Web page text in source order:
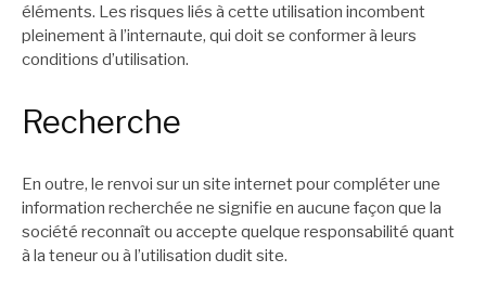
éléments. Les risques liés à cette utilisation incombent
pleinement à l’internaute, qui doit se conformer à leurs
conditions d’utilisation.
Recherche
En outre, le renvoi sur un site internet pour compléter une
information recherchée ne signifie en aucune façon que la
société reconnaît ou accepte quelque responsabilité quant
à la teneur ou à l’utilisation dudit site.